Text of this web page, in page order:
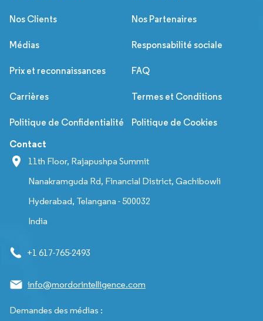
Nos Clients Nos Partenaires
Médias Responsabilité sociale
Prix et reconnaissances FAQ
Carrières Termes et Conditions
Politique de Confidentialité Politique de Cookies
Contact
11th Floor, Rajapushpa Summit
Nanakramguda Rd, Financial District, Gachibowli
Hyderabad, Telangana - 500032
India
+1 617-765-2493
info@mordorintelligence.com
Demandes des médias :